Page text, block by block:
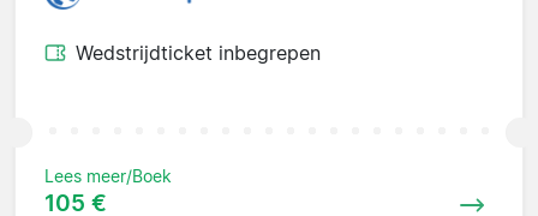
Wedstrijdticket inbegrepen
Lees meer/Boek
105 €